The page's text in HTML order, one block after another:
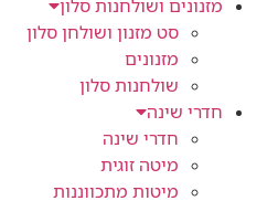
מזנונים ושולחנות סלון
סט מזנון ושולחן סלון
מזנונים
שולחנות סלון
חדרי שינה
חדרי שינה
מיטה זוגית
מיטות מתכווננות